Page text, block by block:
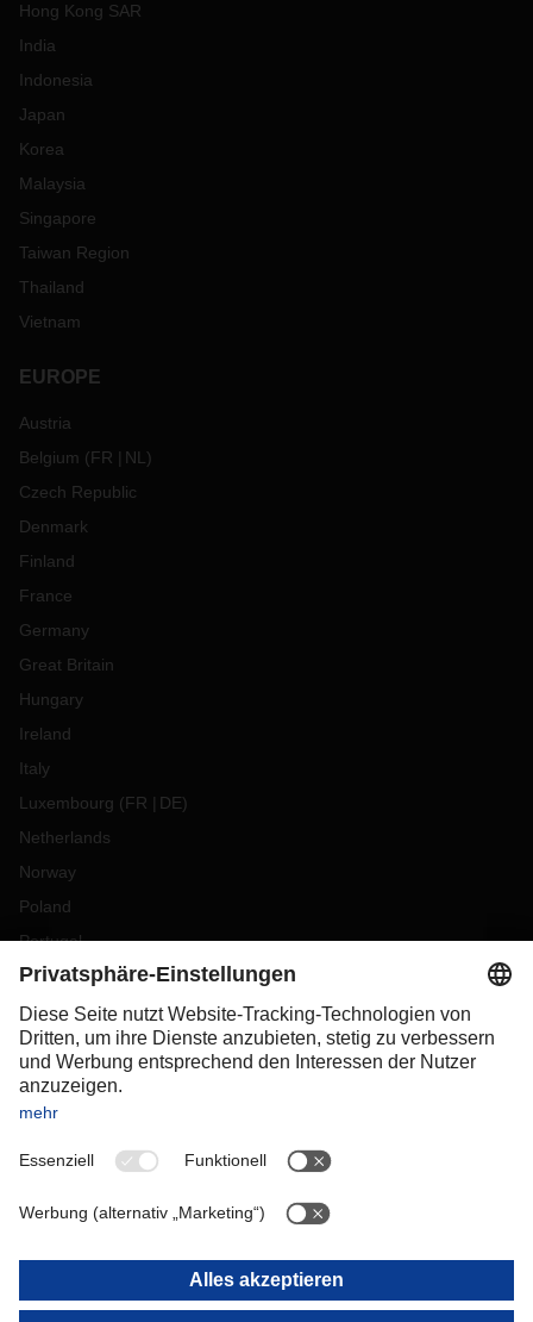
Hong Kong SAR
India
Indonesia
Japan
Korea
Malaysia
Singapore
Taiwan Region
Thailand
Vietnam
EUROPE
Austria
Belgium (FR NL )
Czech Republic
Denmark
Finland
France
Germany
Great Britain
Hungary
Ireland
Italy
Luxembourg (FR DE)
Netherlands
Norway
Poland
Portugal
Romania
Slovakia
Spain
Sweden
Switzerland
OCEANIA